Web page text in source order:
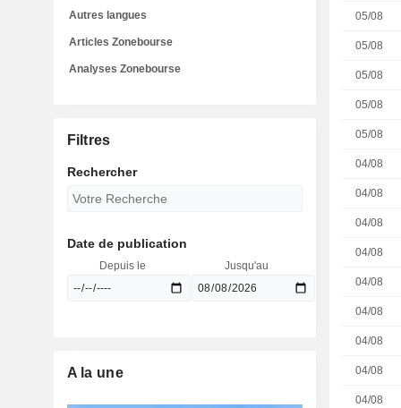
05/08
05/08
05/08
05/08
05/08
04/08
04/08
04/08
04/08
04/08
04/08
04/08
04/08
04/08
Autres langues
Articles Zonebourse
Analyses Zonebourse
Filtres
Rechercher
Date de publication
Depuis le Jusqu'au
A la une